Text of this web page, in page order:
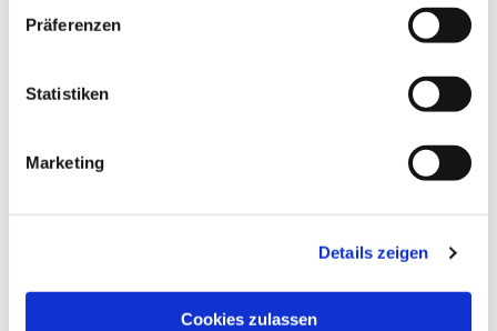
Präferenzen
Statistiken
Marketing
Details zeigen
Cookies zulassen